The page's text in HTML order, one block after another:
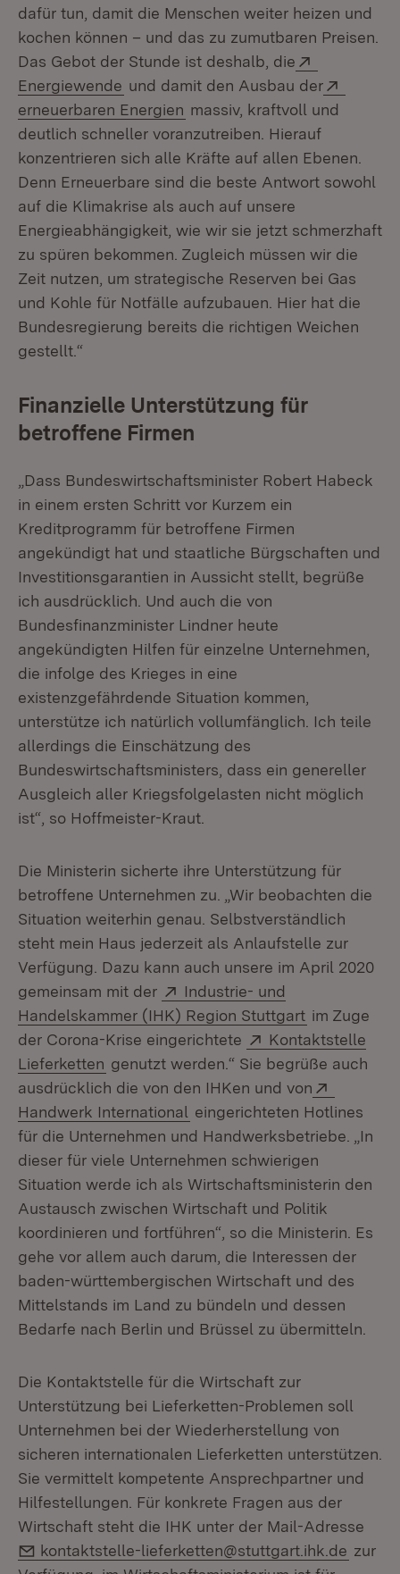
dafür tun, damit die Menschen weiter heizen und
kochen können – und das zu zumutbaren Preisen.
Das Gebot der Stunde ist deshalb, die
Energiewende (Öffnet in neuem Fenster)
und damit den Ausbau der
erneuerbaren Energien (Öffnet in neuem Fenster)
massiv, kraftvoll und
deutlich schneller voranzutreiben. Hierauf
konzentrieren sich alle Kräfte auf allen Ebenen.
Denn Erneuerbare sind die beste Antwort sowohl
auf die Klimakrise als auch auf unsere
Energieabhängigkeit, wie wir sie jetzt schmerzhaft
zu spüren bekommen. Zugleich müssen wir die
Zeit nutzen, um strategische Reserven bei Gas
und Kohle für Notfälle aufzubauen. Hier hat die
Bundesregierung bereits die richtigen Weichen
gestellt.“
Finanzielle Unterstützung für
betroffene Firmen
„Dass Bundeswirtschaftsminister Robert Habeck
in einem ersten Schritt vor Kurzem ein
Kreditprogramm für betroffene Firmen
angekündigt hat und staatliche Bürgschaften und
Investitionsgarantien in Aussicht stellt, begrüße
ich ausdrücklich. Und auch die von
Bundesfinanzminister Lindner heute
angekündigten Hilfen für einzelne Unternehmen,
die infolge des Krieges in eine
existenzgefährdende Situation kommen,
unterstütze ich natürlich vollumfänglich. Ich teile
allerdings die Einschätzung des
Bundeswirtschaftsministers, dass ein genereller
Ausgleich aller Kriegsfolgelasten nicht möglich
ist“, so Hoffmeister-Kraut.
Die Ministerin sicherte ihre Unterstützung für
betroffene Unternehmen zu. „Wir beobachten die
Situation weiterhin genau. Selbstverständlich
steht mein Haus jederzeit als Anlaufstelle zur
Verfügung. Dazu kann auch unsere im April 2020
gemeinsam mit der
Extern:
Industrie- und
Handelskammer (IHK) Region Stuttgart (Öffnet in
im Zuge
der Corona-Krise eingerichtete
Extern:
Kontaktstelle
Lieferketten (Öffnet in neuem Fenster)
genutzt werden.“ Sie begrüße auch
ausdrücklich die von den IHKen und von
Handwerk International (Öffnet in neuem Fenster)
eingerichteten Hotlines
für die Unternehmen und Handwerksbetriebe. „In
dieser für viele Unternehmen schwierigen
Situation werde ich als Wirtschaftsministerin den
Austausch zwischen Wirtschaft und Politik
koordinieren und fortführen“, so die Ministerin. Es
gehe vor allem auch darum, die Interessen der
baden-württembergischen Wirtschaft und des
Mittelstands im Land zu bündeln und dessen
Bedarfe nach Berlin und Brüssel zu übermitteln.
Die Kontaktstelle für die Wirtschaft zur
Unterstützung bei Lieferketten-Problemen soll
Unternehmen bei der Wiederherstellung von
sicheren internationalen Lieferketten unterstützen.
Sie vermittelt kompetente Ansprechpartner und
Hilfestellungen. Für konkrete Fragen aus der
Wirtschaft steht die IHK unter der Mail-Adresse
E-Mail:
kontaktstelle-lieferketten@stuttgart.ihk.de zur